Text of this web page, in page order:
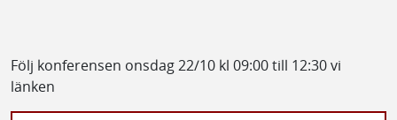
Följ konferensen onsdag 22/10 kl 09:00 till 12:30 vi
länken